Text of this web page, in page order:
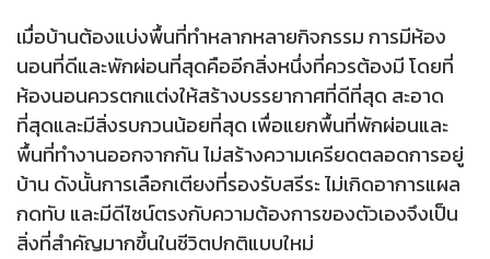
เมื่อบ้านต้องแบ่งพื้นที่ทำหลากหลายกิจกรรม การมีห้อง
นอนที่ดีและพักผ่อนที่สุดคืออีกสิ่งหนึ่งที่ควรต้องมี โดยที่
ห้องนอนควรตกแต่งให้สร้างบรรยากาศที่ดีที่สุด สะอาด
ที่สุดและมีสิ่งรบกวนน้อยที่สุด เพื่อแยกพื้นที่พักผ่อนและ
พื้นที่ทำงานออกจากกัน ไม่สร้างความเครียดตลอดการอยู่
บ้าน ดังนั้นการเลือกเตียงที่รองรับสรีระ ไม่เกิดอาการแผล
กดทับ และมีดีไซน์ตรงกับความต้องการของตัวเองจึงเป็น
สิ่งที่สำคัญมากขึ้นในชีวิตปกติแบบใหม่